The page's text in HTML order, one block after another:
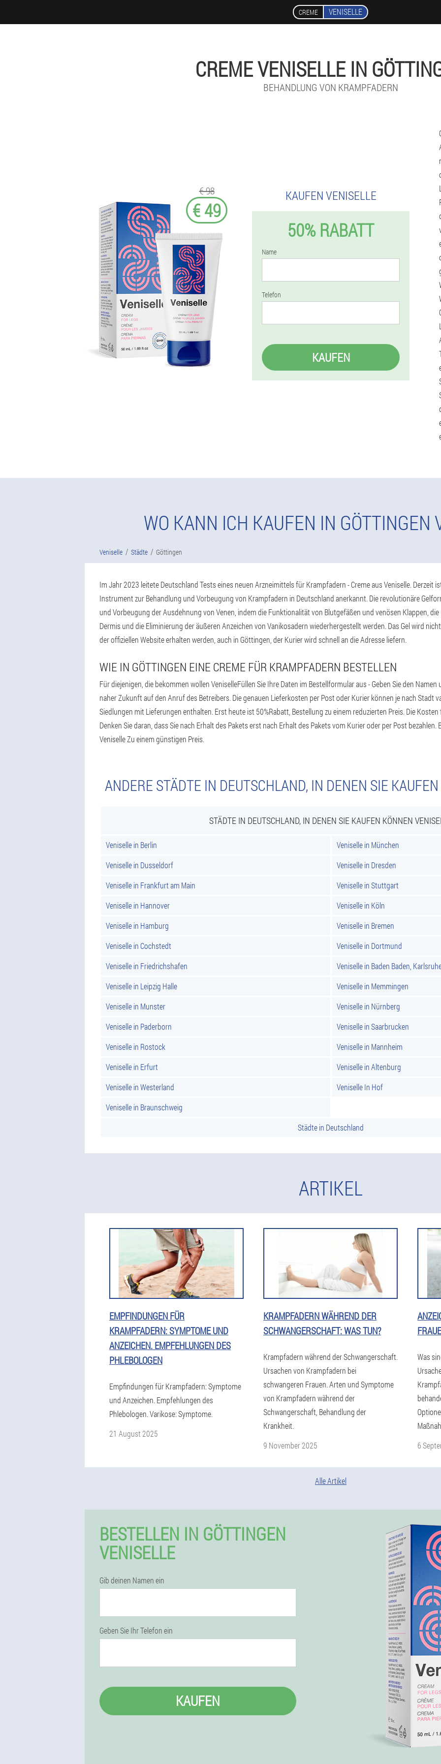
CREME VENISELLE
CREME VENISELLE IN
BEHANDLUNG VON KRAMPFADERN
€ 98
€ 49
KAUFEN VENISELLE
50% RABATT
Name
Telefon
KAUFEN
WO KANN ICH KAUFEN IN GÖTTINGEN
Veniselle Städte Göttingen
Im Jahr 2023 leitete Deutschland Tests eines neuen Arzneimittels für Krampfadern - Creme aus Veniselle. Derzeit
Instrument zur Behandlung und Vorbeugung von Krampfadern in Deutschland anerkannt. Die revolutionäre
und Vorbeugung der Ausdehnung von Venen, indem die Funktionalität von Blutgefäßen und venösen Klappen,
Dermis und die Eliminierung der äußeren Anzeichen von Vanikosadern wiederhergestellt werden. Das Gel wird
der offiziellen Website erhalten werden, auch in Göttingen, der Kurier wird schnell an die Adresse liefern.
WIE IN GÖTTINGEN EINE CREME FÜR KRAMPFADERN BESTELLEN
Für diejenigen, die bekommen wollen VeniselleFüllen Sie Ihre Daten im Bestellformular aus - Geben Sie den
naher Zukunft auf den Anruf des Betreibers. Die genauen Lieferkosten per Post oder Kurier können je nach Stadt
Siedlungen mit Lieferungen enthalten. Erst heute ist 50%Rabatt, Bestellung zu einem reduzierten Preis. Die
Denken Sie daran, dass Sie nach Erhalt des Pakets erst nach Erhalt des Pakets vom Kurier oder per Post
Veniselle Zu einem günstigen Preis.
ANDERE STÄDTE IN DEUTSCHLAND, IN DENEN SIE
STÄDTE IN DEUTSCHLAND, IN DENEN SIE KAUFEN KÖNNEN
Veniselle in Berlin
Veniselle in München
Veniselle in Dusseldorf
Veniselle in Dresden
Veniselle in Frankfurt am Main
Veniselle in Stuttgart
Veniselle in Hannover
Veniselle in Köln
Veniselle in Hamburg
Veniselle in Bremen
Veniselle in Cochstedt
Veniselle in Dortmund
Veniselle in Friedrichshafen
Veniselle in Baden Baden,
Veniselle in Leipzig Halle
Veniselle in Memmingen
Veniselle in Munster
Veniselle in Nürnberg
Veniselle in Paderborn
Veniselle in Saarbrucken
Veniselle in Rostock
Veniselle in Mannheim
Veniselle in Erfurt
Veniselle in Altenburg
Veniselle in Westerland
Veniselle In Hof
Veniselle in Braunschweig
Städte in Deutschland
ARTIKEL
EMPFINDUNGEN FÜR
KRAMPFADERN: SYMPTOME UND
ANZEICHEN. EMPFEHLUNGEN DES
PHLEBOLOGEN
Empfindungen für Krampfadern: Symptome
und Anzeichen. Empfehlungen des
Phlebologen. Varikose: Symptome.
21 August 2025
KRAMPFADERN WÄHREND DER
SCHWANGERSCHAFT: WAS TUN?
Krampfadern während der Schwangerschaft.
Ursachen von Krampfadern bei
schwangeren Frauen. Arten und Symptome
von Krampfadern während der
Schwangerschaft, Behandlung der
Krankheit.
9 November 2025
Was
6
Alle Artikel
BESTELLEN IN GÖTTINGEN
VENISELLE
Gib deinen Namen ein
Geben Sie Ihr Telefon ein
KAUFEN